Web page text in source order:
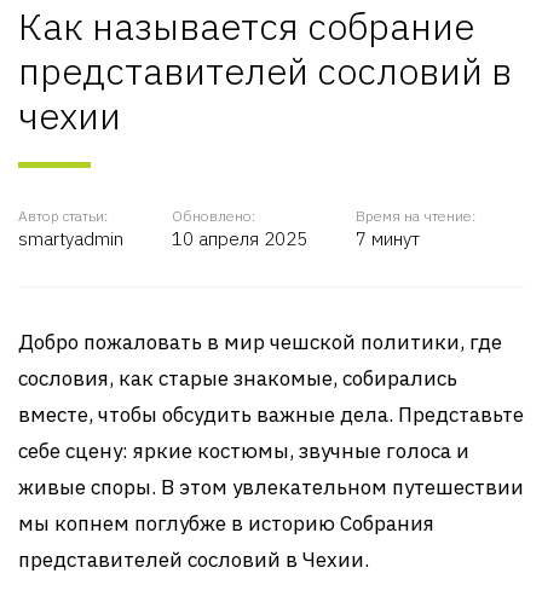
Как называется собрание
представителей сословий в
чехии
Автор статьи:
smartyadmin
Обновлено:
10 апреля 2025
Время на чтение:
7 минут
Добро пожаловать в мир чешской политики, где
сословия, как старые знакомые, собирались
вместе, чтобы обсудить важные дела. Представьте
себе сцену: яркие костюмы, звучные голоса и
живые споры. В этом увлекательном путешествии
мы копнем поглубже в историю Собрания
представителей сословий в Чехии.